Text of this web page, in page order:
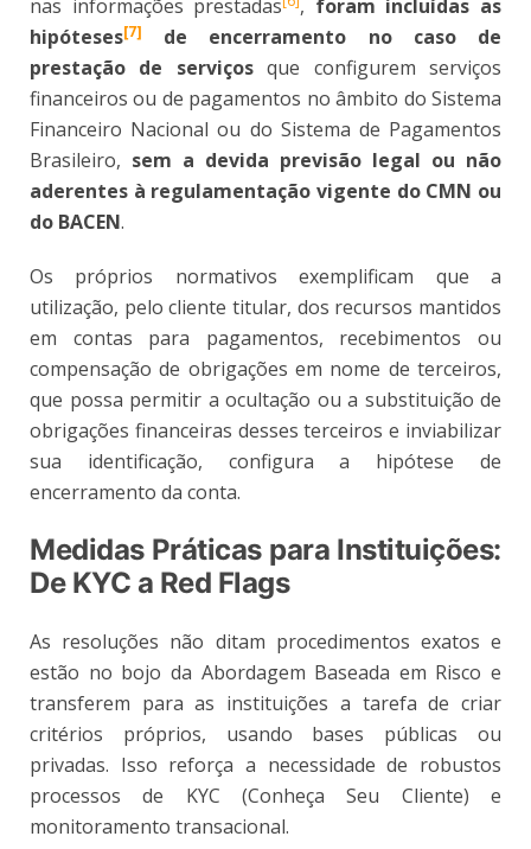
nas informações prestadas , foram incluídas as
hipóteses[7]
de encerramento no caso de
prestação de serviçosque configurem serviços
financeiros ou de pagamentos no âmbito do Sistema
Financeiro Nacional ou do Sistema de Pagamentos
Brasileiro, sem a devida previsão legal ou não
aderentes à regulamentação vigente do CMN ou
do BACEN.
Os próprios normativos exemplificam que a
utilização, pelo cliente titular, dos recursos mantidos
em contas para pagamentos, recebimentos ou
compensação de obrigações em nome de terceiros,
que possa permitir a ocultação ou a substituição de
obrigações financeiras desses terceiros e inviabilizar
sua identificação, configura a hipótese de
encerramento da conta.
Medidas Práticas para Instituições:
De KYC a Red Flags
As resoluções não ditam procedimentos exatos e
estão no bojo da Abordagem Baseada em Risco e
transferem para as instituições a tarefa de criar
critérios próprios, usando bases públicas ou
privadas. Isso reforça a necessidade de robustos
processos de KYC (Conheça Seu Cliente) e
monitoramento transacional.